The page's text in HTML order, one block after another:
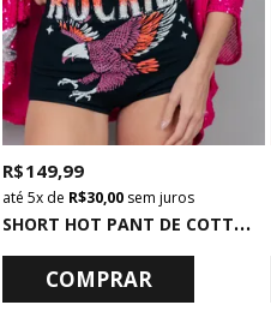
S
HORT HOT PANT DE COTTON PRETO COM ESTAMPA ROCKIES
R$ 149,99
5x de R$ 30,00 sem juros
COMPRAR